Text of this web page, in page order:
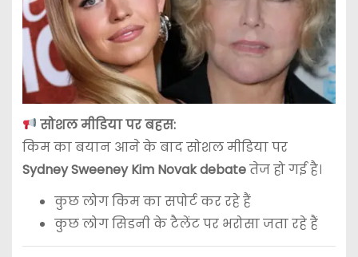
सोशल मीडिया पर बहस:
किम का बयान आने के बाद सोशल मीडिया पर
Sydney Sweeney Kim Novak debateतेज हो गई है।
कुछ लोग किम का सपोर्ट कर रहे हैं
कुछ लोग सिडनी के टैलेंट पर भरोसा जता रहे हैं